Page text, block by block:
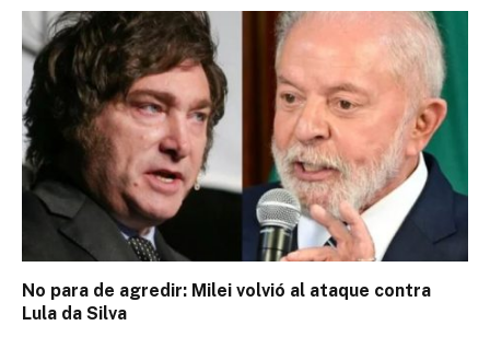
No para de agredir: Milei volvió al ataque contra
Lula da Silva